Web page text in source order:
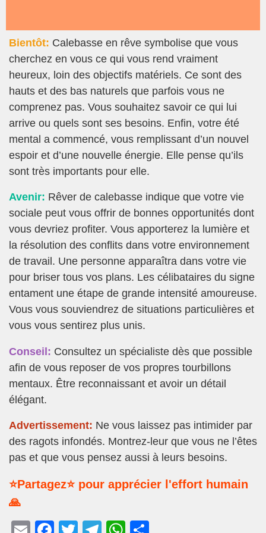
Bientôt: Calebasse en rêve symbolise que vous
cherchez en vous ce qui vous rend vraiment
heureux, loin des objectifs matériels. Ce sont des
hauts et des bas naturels que parfois vous ne
comprenez pas. Vous souhaitez savoir ce qui lui
arrive ou quels sont ses besoins. Enfin, votre été
mental a commencé, vous remplissant d’un nouvel
espoir et d’une nouvelle énergie. Elle pense qu’ils
sont très importants pour elle.
Avenir: Rêver de calebasse indique que votre vie
sociale peut vous offrir de bonnes opportunités dont
vous devriez profiter. Vous apporterez la lumière et
la résolution des conflits dans votre environnement
de travail. Une personne apparaîtra dans votre vie
pour briser tous vos plans. Les célibataires du signe
entament une étape de grande intensité amoureuse.
Vous vous souviendrez de situations particulières et
vous vous sentirez plus unis.
Conseil: Consultez un spécialiste dès que possible
afin de vous reposer de vos propres tourbillons
mentaux. Être reconnaissant et avoir un détail
élégant.
Advertissement: Ne vous laissez pas intimider par
des ragots infondés. Montrez-leur que vous ne l’êtes
pas et que vous pensez aussi à leurs besoins.
⭐Partagez⭐ pour apprécier l'effort humain
🙏